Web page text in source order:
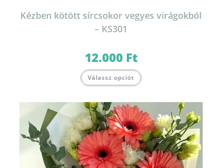
Kézben kötött sírcsokor vegyes virágokból
– KS301
12.000 Ft
Válassz opciót